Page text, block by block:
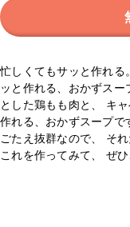
忙しくてもサッと作れる
ッと作れる、おかずス
とした鶏もも肉と、 キ
作れる、おかずスープ
ごたえ抜群なので、 そ
これを作ってみて、 ぜ